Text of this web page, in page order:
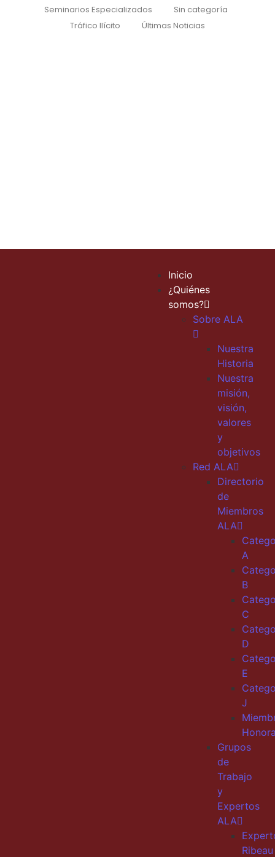
Seminarios Especializados
Sin categoría
Tráfico Ilícito
Últimas Noticias
Inicio
¿Quiénes
somos?
Sobre ALA
Nuestra
Historia
Nuestra
misión,
visión,
valores
y
objetivos
Red ALA
Directorio
de
Miembros
ALA
A
B
C
D
E
J
Grupos
de
Trabajo
y
Expertos
ALA
Ribeau